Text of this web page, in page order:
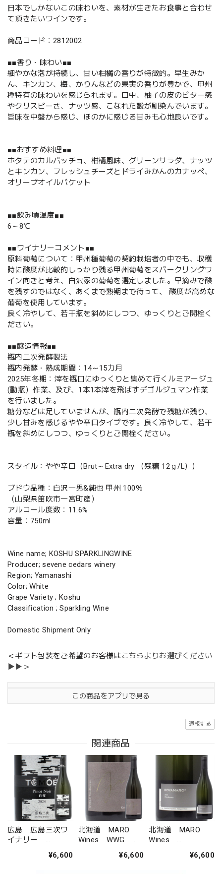
日本でしかないこの味わいを、素材が生きたお食事と合わせ
て頂きたいワインです。
商品コード：2812002
■■香り・味わい■■
細やかな泡が持続し、甘い柑橘の香りが特徴的。早生みか
ん、キンカン、梅、かりんなどの果実の香りが豊かで、甲州
種特有の味わいを感じられます。口中、柚子の皮のビター感
やクリスピーさ、ナッツ感、こなれた酸が馴染んでいます。
旨味を中盤から感じ、ほのかに感じる甘みも心地良いです。
■■おすすめ料理■■
ホタテのカルパッチョ、柑橘風味、グリーンサラダ、ナッツ
とキンカン、フレッシュチーズとドライみかんのカナッペ、
オリーブオイルバケット
■■飲み頃温度■■
6～8℃
■■ワイナリーコメント■■
原料葡萄について：甲州種葡萄の契約栽培者の中でも、収穫
時に酸度が比較的しっかり残る甲州葡萄をスパークリングワ
イン向きと考え、白沢家の葡萄を選定しました。早摘みで酸
を残すのではなく、あくまで熟期まで待って、 酸度が高めな
葡萄を使用しています。
良く冷やして、若干瓶を斜めにしつつ、ゆっくりとご開栓く
ださい。
■■醸造情報■■
瓶内二次発酵製法
瓶内発酵・熟成期間：14～15カ月
2025年冬期：滓を瓶口にゆっくりと集めて行くルミアージュ
(動瓶）作業、及び、1本1本滓を飛ばすデゴルジュマン作業
を行いました。
糖分などは足していませんが、瓶内二次発酵で残糖が残り、
少し甘みを感じるやや辛口タイプです。良く冷やして、若干
瓶を斜めにしつつ、ゆっくりとご開栓ください。
スタイル：やや辛口（Brut～Extra dry （残糖 12ｇ/L））
ブドウ品種：白沢一男&純也 甲州 100％
（山梨県笛吹市一宮町産）
アルコール度数：11.6%
容量：750ml
Wine name; KOSHU SPARKLINGWINE
Producer; sevene cedars winery
Region; Yamanashi
Color; White
Grape Variety ; Koshu
Classification ; Sparkling Wine
Domestic Shipment Only
＜ギフト包装をご希望のお客様は こちらよりお選びください
▶▶＞
この商品をアプリで見る
通報する
関連商品
広島 広島三次ワ
イナリー
ワール 白夜 2024
¥6,600
北海道 MARO
Wines WWG
¥6,600
北海道 MARO
Wines
¥6,600